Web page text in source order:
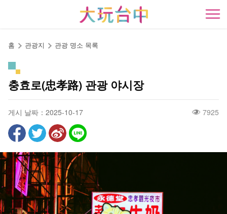
開
홈 관광지 관광 명소 목록
충효로(忠孝路) 관광 야시장
게시 날짜：2025-10-17 7925